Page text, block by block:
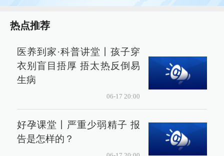
热点推荐
医养到家·科普讲堂丨孩子穿
衣别盲目捂厚 捂太热反倒易
生病
06-17 20:00
好孕课堂丨严重少弱精子 报
告是怎样的？